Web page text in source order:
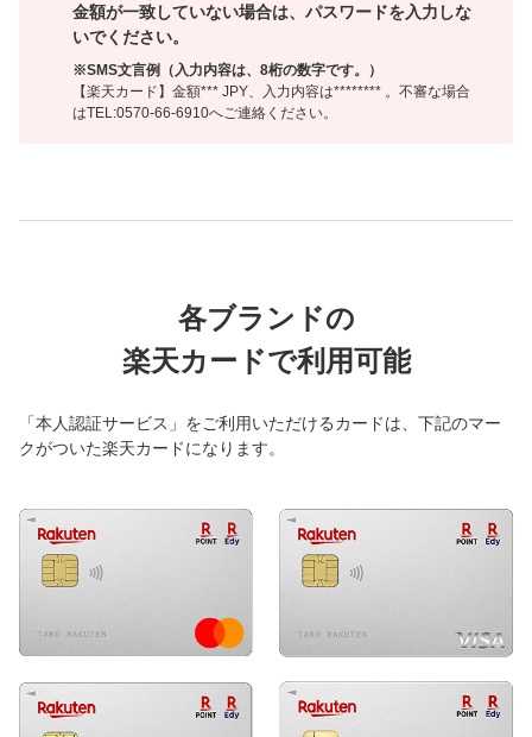
金額が一致していない場合は、パスワードを入力しな
いでください。
※SMS文言例（入力内容は、8桁の数字です。）
【楽天カード】金額*** JPY、入力内容は******** 。不審な場合
はTEL:0570-66-6910へご連絡ください。
各ブランドの
楽天カードで利用可能
「本人認証サービス」をご利用いただけるカードは、下記のマー
クがついた楽天カードになります。